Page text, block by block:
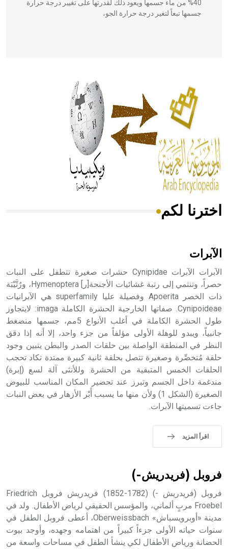
40% من ماء جسمها ويعود ذلك لقدرتها على تغيير درجة حرارة
جسمها تبعاً لتغير درجة حرارة الجو،
الحكم، الأدلة، تنظيم التغذية، ورسالته في جروح الرأس. ويعود
له الفضل بأنه حرر الطب من الدين والفلسفة.
- هل تعلم أن المرجان إفراز حيواني يتكون في البحر ويتركب
من مادة كربونات الكلسيوم، وهو أحمر أو شديد الحمرة وهو
أجود أنواعه، ويمتاز بكبر الحجم ويسمى الش
هل تعلم أن الأبسيد كلمة فرنسية اللفظ تم اعتمادها مصطلحاً
- هل تعلم أن أبجر Abgar اسم معروف جيداً يعود إلى عدد من
الملوك الذين حكموا مدينة إديسا (الرها) من أبجر الأول وحتى
التاسع، وهم ينتسبون إلى أسرة أوسروين
- هل تعلم أن الأبجدية الكنعانية تتألف من /22/ علامة كتابية
sign تكتب منفصلة غير متصلة، وتعتمد المبدأ الأكوروفوني،
حيث تقتصر القيمة الصوتية للعلامة الك
اخترنا لكم
الآبرات
الآبرات الآبرات Cynipidae حشرات صغيرة تتطفل على النبات
حصراً، وتنتمي إلى رتبة غشائيات الأجنحة[ر] Hymenoptera، ورُتَّيْبَة
ذات الخصر Apoerita وفصيلة عليا superfamily هي الآبرانيات
Cynipoideae. صفاتها الخارجية الحشرة الكاملة imaga: لايتجاوز
طول الحشرة الكاملة في أغلب الأنواع 5مم، جسمها منضغط
جانبياً، ويبدو للوهلة الأولى مؤلفاً من جزء واحد، إلا أنه إذا دقق
النظر في المنطقة الواصلة بين حلقات الصدر والبطن يتبين وجود
حلقة مُتخصِّرة وصغيرة تتصل بحلقة ثانية كبيرة ممتدة تكاد تحجب
الحلقات الخمس المتبقية من الحشرة. وللأنثى آلة لسع (إبرة)
مندغمة داخل الجسم وتبرز عند تحضير المكان المناسب للبيوض
الصغيرة (الشكل 1) ولأن منها ما يسبب أَبْر الأزهار في بعض النبات
جاءت تسميتها الآبرات.
اقرأ المزيد
فروبل (فريدريش-)
فروبل (فريدريش -) (1782-1852) فريدريش فروبل Friedrich
Froebel مربٍ ألماني، والمؤسس الحقيقي لرياض الأطفال. ولد في
مدينة «أوبرويسباش» Oberweissbach، أعطى فروبل الطفل في
سنوات حياته الأولى جزءاً كبيراً من اهتمامه وجهده، وأوجد بيوت
الحضانة ورياض الأطفال لكي ينشأ الطفل في مساحات واسعة من